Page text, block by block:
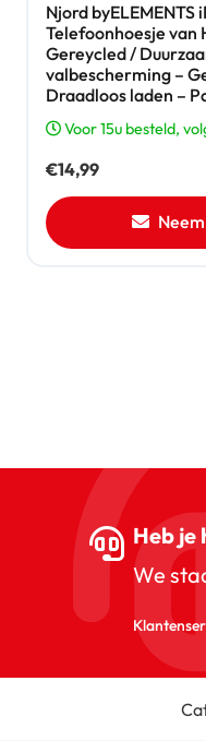
Njord byELEMENTS
Telefoonhoesje van
Gereycled /
valbescherming –
Draadloos laden –
Voor 15u besteld,
€14,99
Heb je
We